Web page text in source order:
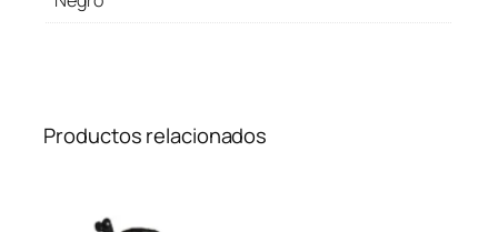
Productos relacionados